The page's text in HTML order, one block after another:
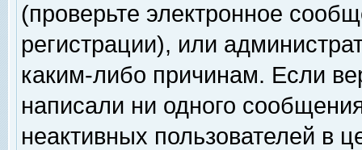
(проверьте электронное
регистрации), или
каким-либо причинам. Если
написали ни одного
неактивных пользователей в